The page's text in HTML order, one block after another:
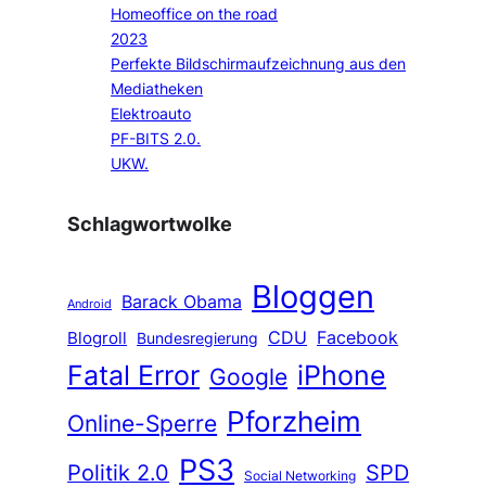
Homeoffice on the road
2023
Perfekte Bildschirmaufzeichnung aus den
Mediatheken
Elektroauto
PF-BITS 2.0.
UKW.
Schlagwortwolke
Android Barack Obama Bloggen
Blogroll Bundesregierung CDU Facebook
Fatal Error Google iPhone
Online-Sperre Pforzheim
Politik 2.0 PS3 Social Networking
SPD